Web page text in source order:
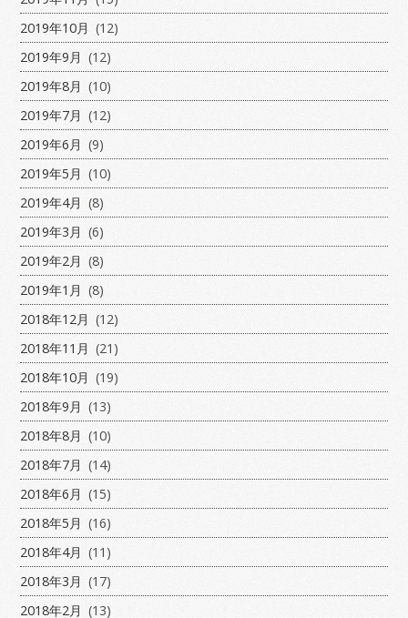
2019年10月 (12)
2019年9月 (12)
2019年8月 (10)
2019年7月 (12)
2019年6月 (9)
2019年5月 (10)
2019年4月 (8)
2019年3月 (6)
2019年2月 (8)
2019年1月 (8)
2018年12月 (12)
2018年11月 (21)
2018年10月 (19)
2018年9月 (13)
2018年8月 (10)
2018年7月 (14)
2018年6月 (15)
2018年5月 (16)
2018年4月 (11)
2018年3月 (17)
2018年2月 (13)